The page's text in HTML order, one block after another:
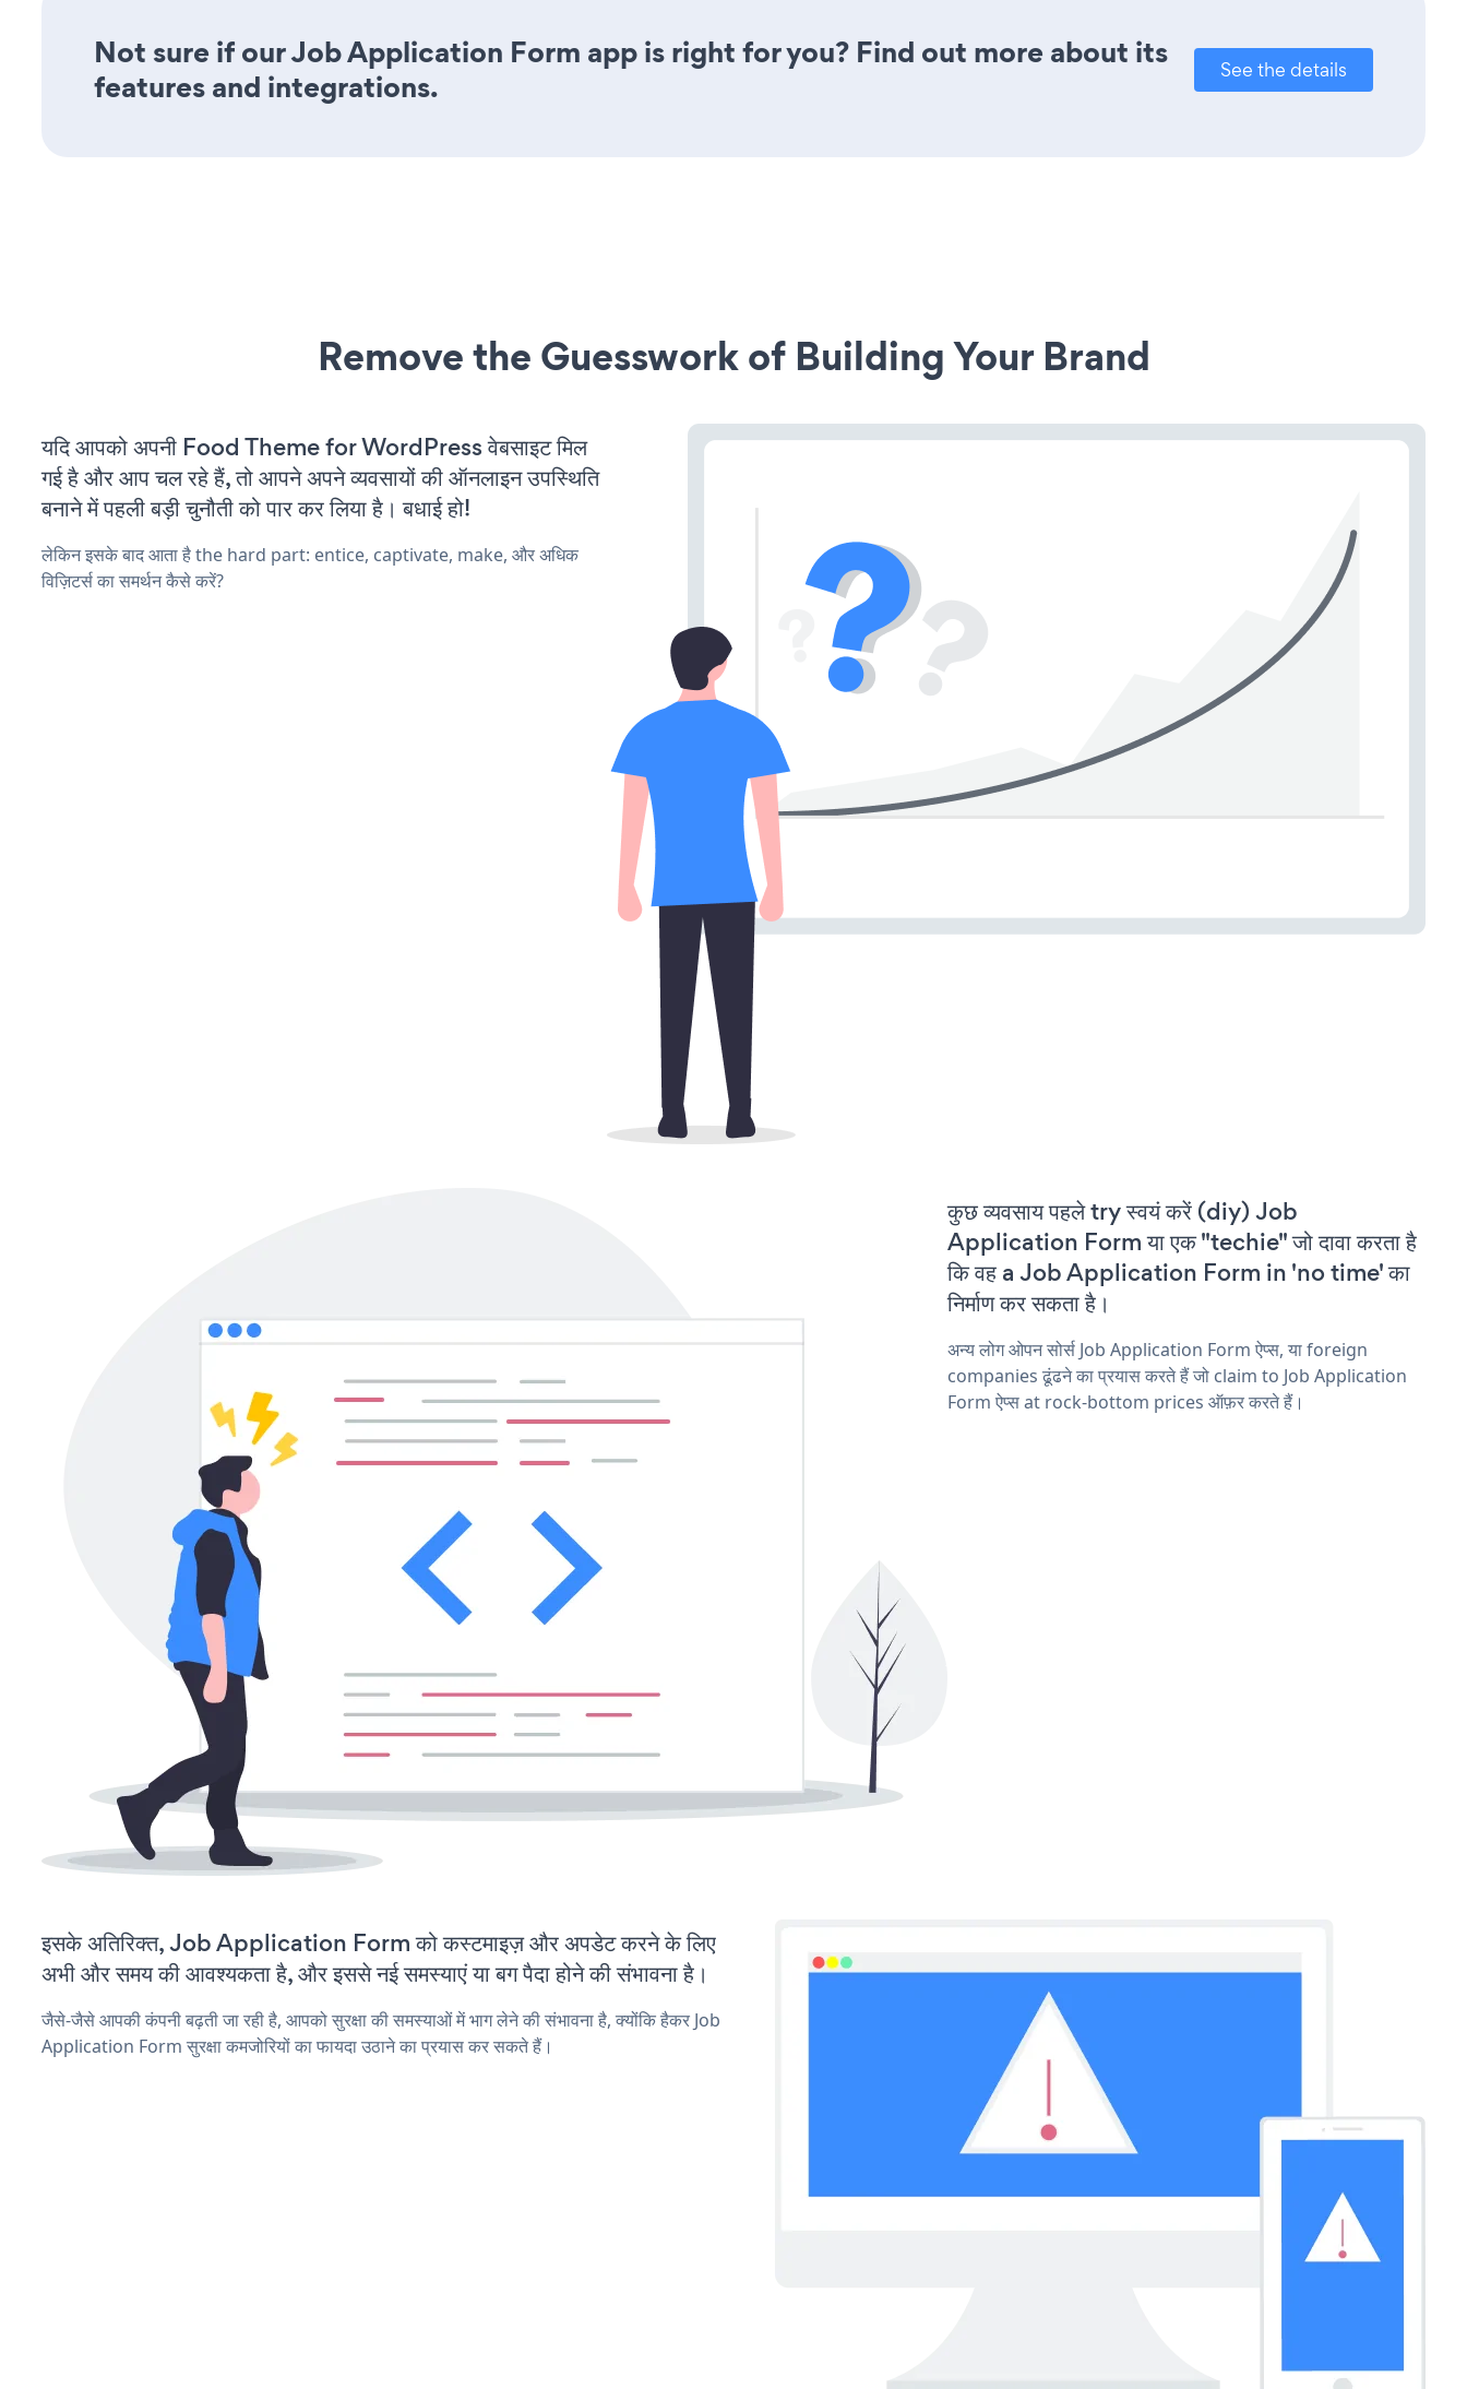
Not sure if our Job Application Form app is right for you? Find out more about its
features and integrations.
See the details
Remove the Guesswork of Building Your Brand
यदि आपको अपनी Food Theme for WordPress वेबसाइट मिल
गई है और आप चल रहे हैं, तो आपने अपने व्यवसायों की ऑनलाइन उपस्थिति
बनाने में पहली बड़ी चुनौती को पार कर लिया है। बधाई हो!
लेकिन इसके बाद आता है the hard part: entice, captivate, make, और अधिक
विज़िटर्स का समर्थन कैसे करें?
कुछ व्यवसाय पहले try स्वयं करें (diy) Job
Application Form या एक "techie" जो दावा करता है
कि वह a Job Application Form in 'no time' का
निर्माण कर सकता है।
अन्य लोग ओपन सोर्स Job Application Form ऐप्स, या foreign
companies ढूंढने का प्रयास करते हैं जो claim to Job Application
Form ऐप्स at rock-bottom prices ऑफ़र करते हैं।
इसके अतिरिक्त, Job Application Form को कस्टमाइज़ और अपडेट करने के लिए
अभी और समय की आवश्यकता है, और इससे नई समस्याएं या बग पैदा होने की संभावना है।
जैसे-जैसे आपकी कंपनी बढ़ती जा रही है, आपको सुरक्षा की समस्याओं में भाग लेने की संभावना है, क्योंकि हैकर Job
Application Form सुरक्षा कमजोरियों का फायदा उठाने का प्रयास कर सकते हैं।